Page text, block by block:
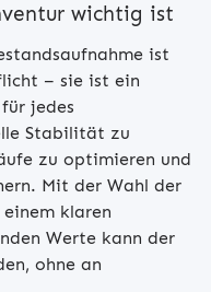
wichtig ist
ist
– sie ist ein
jedes
Stabilität zu
zu optimieren und
Mit der Wahl der
klaren
Werte kann der
ohne an